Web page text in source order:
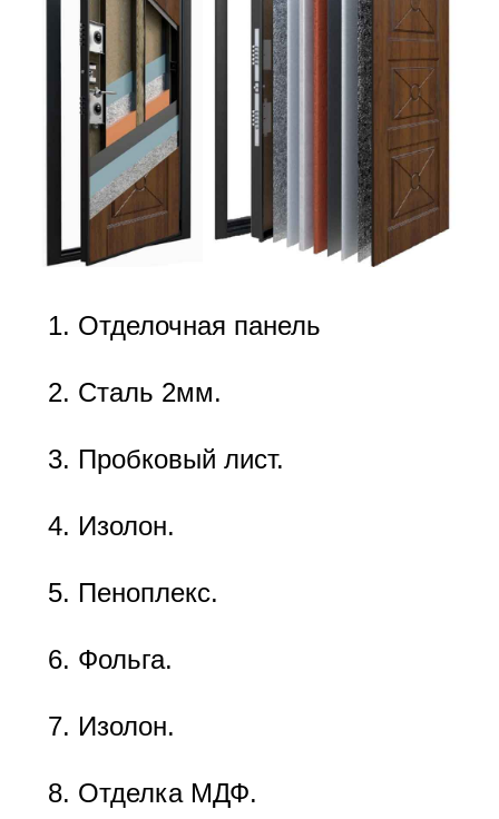
Отделочная панель
Сталь 2мм.
Пробковый лист.
Изолон.
Пеноплекс.
Фольга.
Изолон.
Отделка МДФ.